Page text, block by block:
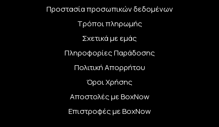
Προστασία προσωπικών δεδομένων
Τρόποι πληρωμής
Σχετικά με εμάς
Πληροφορίες Παράδοσης
Πολιτική Απορρήτου
Όροι Χρήσης
Αποστολές με BoxNow
Επιστροφές με BoxNow